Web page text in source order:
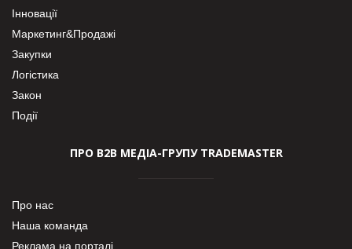
Інновації
Маркетинг&Продажі
Закупки
Логістика
Закон
Події
ПРО В2В МЕДІА-ГРУПУ TRADEMASTER
Про нас
Наша команда
Реклама на порталі